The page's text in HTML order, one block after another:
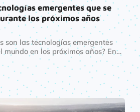
emergentes que se
los próximos años
son las tecnologías emergentes
en los próximos años? En
las 11 más sorprendentes y
a tu vida.